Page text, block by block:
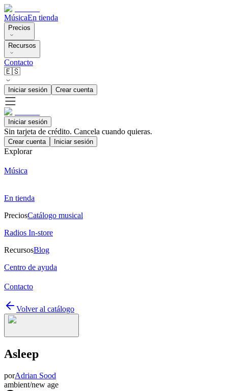
MúsicaEn tienda
Precios
Recursos
Contacto
🇪🇸
Iniciar sesión Crear cuenta
Iniciar sesión
Sin tarjeta de crédito. Cancela cuando quieras.
Crear cuenta Iniciar sesión
Explorar
Música
En tienda
PreciosCatálogo musical
Radios In-store
RecursosBlog
Centro de ayuda
Contacto
Volver al catálogo
Asleep
porAdrian Sood
ambient/new age